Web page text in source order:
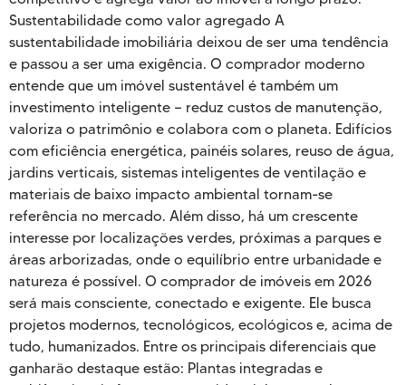
Sustentabilidade como valor agregado A
sustentabilidade imobiliária deixou de ser uma tendência
e passou a ser uma exigência. O comprador moderno
entende que um imóvel sustentável é também um
investimento inteligente — reduz custos de manutenção,
valoriza o patrimônio e colabora com o planeta. Edifícios
com eficiência energética, painéis solares, reuso de água,
jardins verticais, sistemas inteligentes de ventilação e
materiais de baixo impacto ambiental tornam-se
referência no mercado. Além disso, há um crescente
interesse por localizações verdes, próximas a parques e
áreas arborizadas, onde o equilíbrio entre urbanidade e
natureza é possível. O comprador de imóveis em 2026
será mais consciente, conectado e exigente. Ele busca
projetos modernos, tecnológicos, ecológicos e, acima de
tudo, humanizados. Entre os principais diferenciais que
ganharão destaque estão: Plantas integradas e